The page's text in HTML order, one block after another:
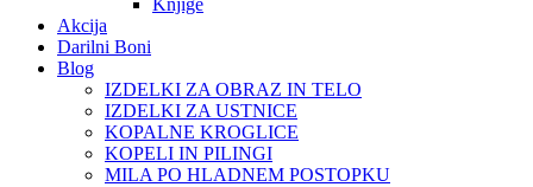
Knjige
Akcija
Darilni Boni
Blog
IZDELKI ZA OBRAZ IN TELO
IZDELKI ZA USTNICE
KOPALNE KROGLICE
KOPELI IN PILINGI
MILA PO HLADNEM POSTOPKU